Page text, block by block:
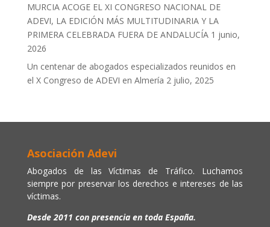
MURCIA ACOGE EL XI CONGRESO NACIONAL DE
ADEVI, LA EDICIÓN MÁS MULTITUDINARIA Y LA
PRIMERA CELEBRADA FUERA DE ANDALUCÍA 1 junio,
2026
Un centenar de abogados especializados reunidos en
el X Congreso de ADEVI en Almería 2 julio, 2025
Asociación Adevi
Abogados de las Víctimas de Tráfico. Luchamos
siempre por preservar los derechos e intereses de las
víctimas.
Desde 2011 con presencia en toda España.